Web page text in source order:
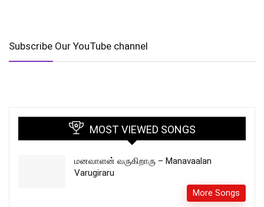
Subscribe Our YouTube channel
MOST VIEWED SONGS
மனவாளன் வருகிறாரு – Manavaalan
Varugiraru
More Songs